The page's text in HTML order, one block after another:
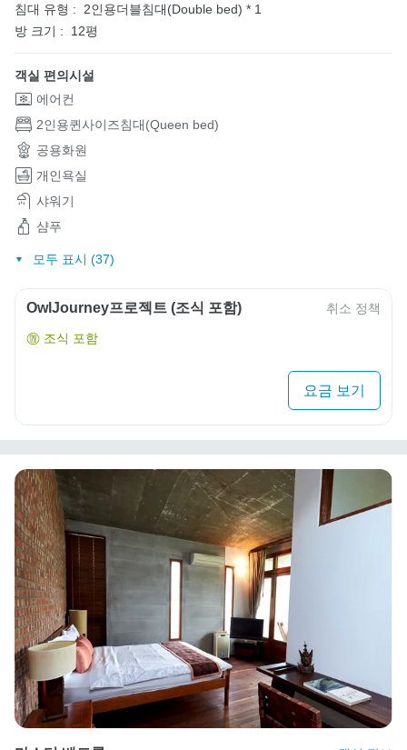
침대 유형 :
2인용더블침대(Double bed) * 1
방 크기 :
12평
객실 편의시설
에어컨
2인용퀸사이즈침대(Queen bed)
공용화원
개인욕실
샤워기
샴푸
모두 표시 (37)
OwlJourney프로젝트 (조식 포함) 취소 정책
조식 포함
요금 보기